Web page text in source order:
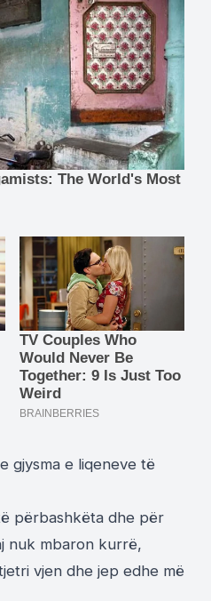
gjysma e liqeneve të
përbashkëta dhe për
nuk mbaron kurrë,
vjen dhe jep edhe më